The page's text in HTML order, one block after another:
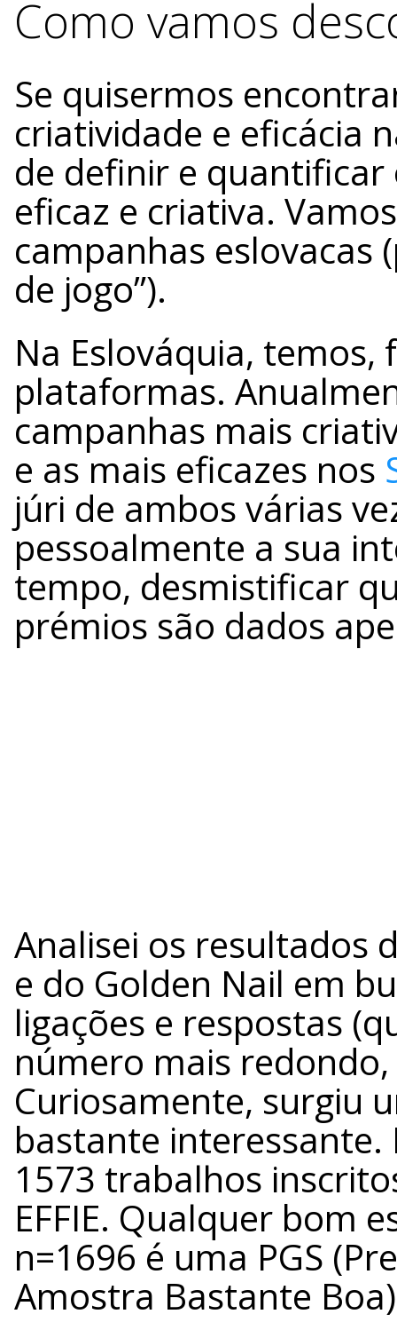
Como vamos
Se quisermos
criatividade e eficácia
de definir e
eficaz e criativa.
campanhas eslovacas
de jogo”).
Na Eslováquia,
plataformas.
campanhas mais
e as mais eficazes nos
júri de ambos várias
pessoalmente a sua
tempo, desmistificar
prémios são dados
Analisei os resultados
e do Golden Nail em
ligações e respostas
número mais
Curiosamente, surgiu
bastante interessante.
1573 trabalhos
EFFIE. Qualquer bom
n=1696 é uma PGS
Amostra Bastante